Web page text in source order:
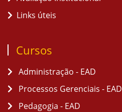
Links úteis
Cursos
Administração - EAD
Processos Gerenciais - EAD
Pedagogia - EAD